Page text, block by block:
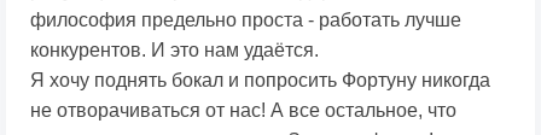
философия предельно проста - работать лучше
конкурентов. И это нам удаётся.
Я хочу поднять бокал и попросить Фортуну никогда
не отворачиваться от нас! А все остальное, что